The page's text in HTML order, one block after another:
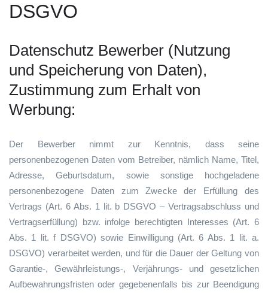
DSGVO
Datenschutz Bewerber (Nutzung
und Speicherung von Daten),
Zustimmung zum Erhalt von
Werbung:
Der Bewerber nimmt zur Kenntnis, dass seine
personenbezogenen Daten vom Betreiber, nämlich Name, Titel,
Adresse, Geburtsdatum, sowie sonstige hochgeladene
personenbezogene Daten zum Zwecke der Erfüllung des
Vertrags (Art. 6 Abs. 1 lit. b DSGVO – Vertragsabschluss und
Vertragserfüllung) bzw. infolge berechtigten Interesses (Art. 6
Abs. 1 lit. f DSGVO) sowie Einwilligung (Art. 6 Abs. 1 lit. a.
DSGVO) verarbeitet werden, und für die Dauer der Geltung von
Garantie-, Gewährleistungs-, Verjährungs- und gesetzlichen
Aufbewahrungsfristen oder gegebenenfalls bis zur Beendigung